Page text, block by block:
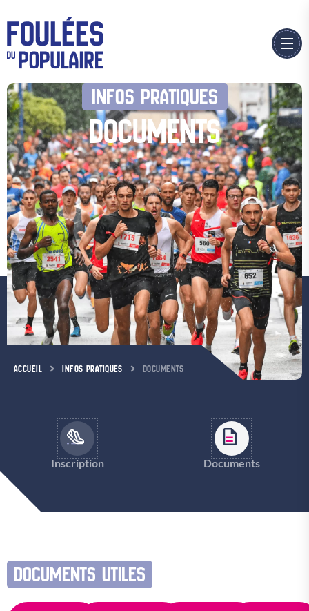
INFOS PRATIQUES
DOCUMENTS
ACCUEIL INFOS PRATIQUES DOCUMENTS
Inscription Documents
DOCUMENTS UTILES